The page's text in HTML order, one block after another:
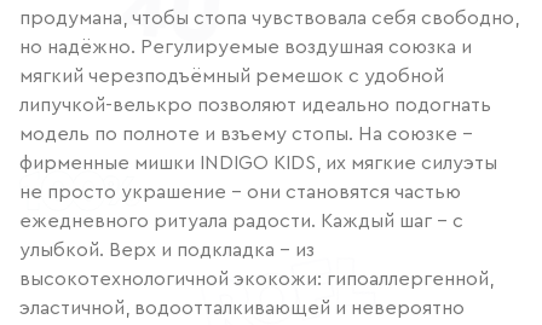
продумана, чтобы стопа чувствовала себя свободно,
но надёжно. Регулируемые воздушная союзка и
мягкий черезподъёмный ремешок с удобной
липучкой-велькро позволяют идеально подогнать
модель по полноте и взъему стопы. На союзке –
фирменные мишки INDIGO KIDS, их мягкие силуэты
не просто украшение – они становятся частью
ежедневного ритуала радости. Каждый шаг – с
улыбкой. Верх и подкладка – из
высокотехнологичной экокожи: гипоаллергенной,
эластичной, водоотталкивающей и невероятно